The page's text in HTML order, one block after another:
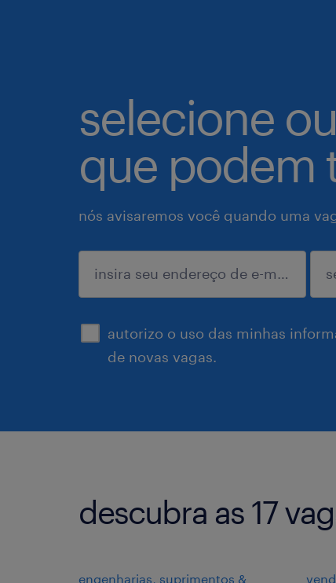
selecione
que podem
nós avisaremos você quando uma
autorizo o uso das minhas
de novas vagas.
enviar
descubra as 17
engenharias, suprimentos &